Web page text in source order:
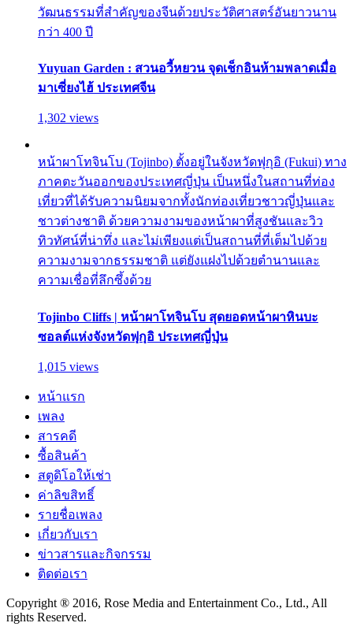
วัฒนธรรมที่สำคัญของจีนด้วยประวัติศาสตร์อันยาวนาน
กว่า 400 ปี
Yuyuan Garden : สวนอวี้หยวน จุดเช็กอินห้ามพลาดเมื่อ
มาเซี่ยงไฮ้ ประเทศจีน
1,302 views
หน้าผาโทจินโบ (Tojinbo) ตั้งอยู่ในจังหวัดฟุกุอิ (Fukui) ทาง
ภาคตะวันออกของประเทศญี่ปุ่น เป็นหนึ่งในสถานที่ท่อง
เที่ยวที่ได้รับความนิยมจากทั้งนักท่องเที่ยวชาวญี่ปุ่นและ
ชาวต่างชาติ ด้วยความงามของหน้าผาที่สูงชันและวิว
ทิวทัศน์ที่น่าทึ่ง และไม่เพียงแต่เป็นสถานที่ที่เต็มไปด้วย
ความงามจากธรรมชาติ แต่ยังแฝงไปด้วยตำนานและ
ความเชื่อที่ลึกซึ้งด้วย
Tojinbo Cliffs | หน้าผาโทจินโบ สุดยอดหน้าผาหินบะ
ซอลต์แห่งจังหวัดฟุกุอิ ประเทศญี่ปุ่น
1,015 views
หน้าแรก
เพลง
สารคดี
ซื้อสินค้า
สตูดิโอให้เช่า
ค่าลิขสิทธิ์
รายชื่อเพลง
เกี่ยวกับเรา
ข่าวสารและกิจกรรม
ติดต่อเรา
Copyright ® 2016, Rose Media and Entertainment Co., Ltd., All
rights Reserved.